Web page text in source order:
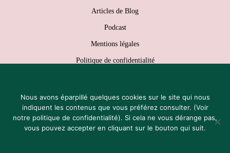
Articles de Blog
Podcast
Mentions légales
Politique de confidentialité
Conditions générales de vente
Nous avons éparpillé quelques cookies sur le site qui nous
indiquent les contenus que vous préférez consulter. (Voir
notre politique de confidentialité). Si cela ne vous dérange pas,
vous pouvez accepter en cliquant sur le bouton qui suit.